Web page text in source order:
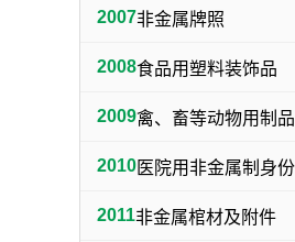
2007非金属牌照
2008食品用塑料装饰品
2009禽、畜等动物用制品
2010
2011非金属棺材及附件